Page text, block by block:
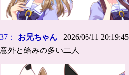
37： お兄ちゃん 2026/06/11 20:19:45
意外と絡みの多い二人